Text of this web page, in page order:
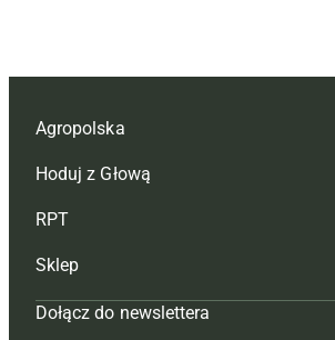
Agropolska
Redakcja
Reklama
Tagi
Mapa serwisu
Hoduj z Głową
Hoduj z głową bydło
Hoduj z głową świnie
Prenumerata
RPT
Redakcja
Prenumerata
Sklep
Czasopisma i prenumerata
Dołącz do newslettera